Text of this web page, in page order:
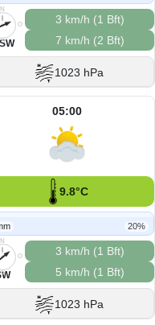
N
O
S
3 km/h (1 Bft)
7 km/h (2 Bft)
1023 hPa
05:00
9.8°C
20%
N
O
S
3 km/h (1 Bft)
5 km/h (1 Bft)
1023 hPa